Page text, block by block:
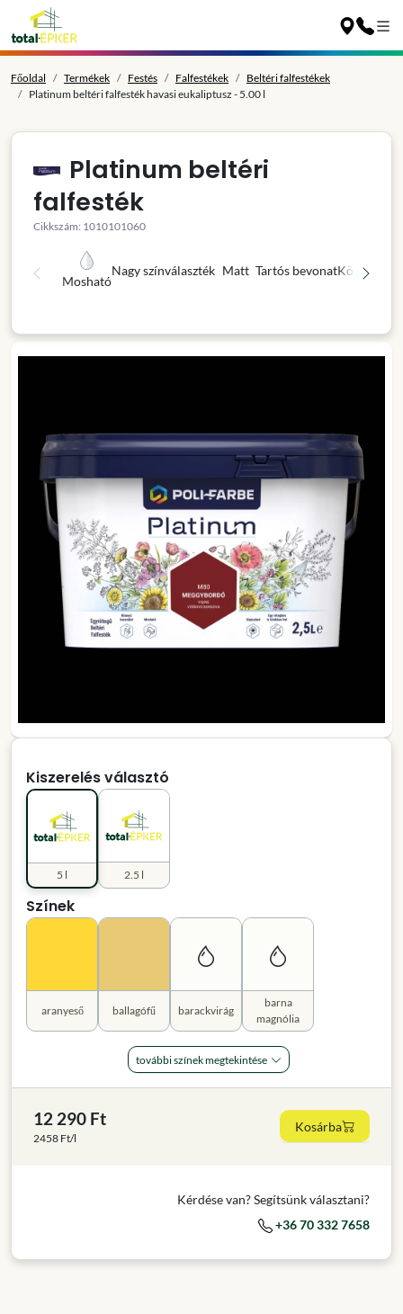
Főoldal Termékek Festés Falfestékek
Beltéri falfestékek
Platinum beltéri falfesték havasi eukaliptusz - 5.00 l
Platinum beltéri
falfesték
Cikkszám: 1010101060
Mosható
Nagy színválaszték Matt Tartós bevonatKönnyű
Kiszerelés választó
2.5 l
5 l
Színek
aranyeső ballagófű barackvirág
barna
magnólia
további színek megtekintése
12 290 Ft
2458 Ft/l
Kosárba
Kérdése van? Segítsünk választani?
+36 70 332 7658